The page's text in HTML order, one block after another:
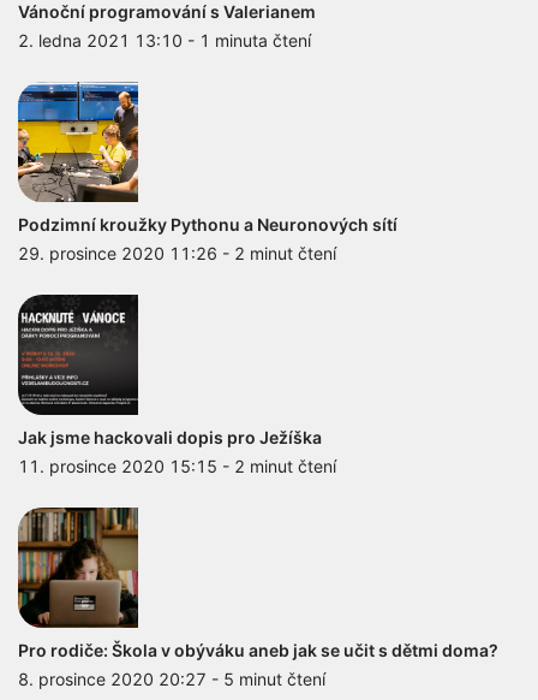
Vánoční programování s Valerianem
2. ledna 2021 13:10 - 1 minuta čtení
Podzimní kroužky Pythonu a Neuronových sítí
29. prosince 2020 11:26 - 2 minut čtení
Jak jsme hackovali dopis pro Ježíška
11. prosince 2020 15:15 - 2 minut čtení
Pro rodiče: Škola v obýváku aneb jak se učit s dětmi doma?
8. prosince 2020 20:27 - 5 minut čtení